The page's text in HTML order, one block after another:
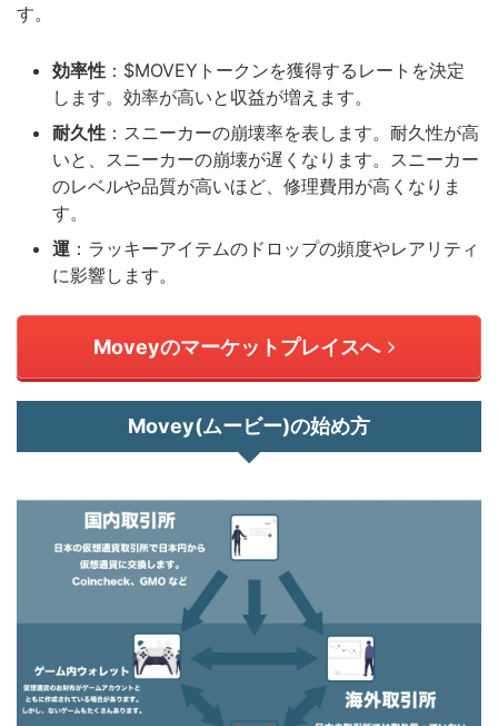
す。
効率性 ：$MOVEYトークンを獲得するレートを決定
します。効率が高いと収益が増えます。
耐久性 ：スニーカーの崩壊率を表します。耐久性が高
いと、スニーカーの崩壊が遅くなります。スニーカー
のレベルや品質が高いほど、修理費用が高くなりま
す。
運 ：ラッキーアイテムのドロップの頻度やレアリティ
に影響します。
Moveyのマーケットプレイスへ
Movey(ムービー)の始め方